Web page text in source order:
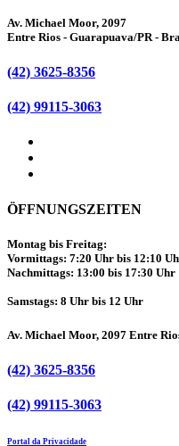
Av. Michael Moor, 2097
Entre Rios - Guarapuava/PR -
(42) 3625-8356
(42) 99115-3063
ÖFFNUNGSZEITEN
Montag bis Freitag:
Vormittags: 7:20 Uhr bis 12:10
Nachmittags: 13:00 bis 17:30 Uhr
Samstags: 8 Uhr bis 12 Uhr
Av. Michael Moor, 2097 Entre
(42) 3625-8356
(42) 99115-3063
Portal da Privacidade